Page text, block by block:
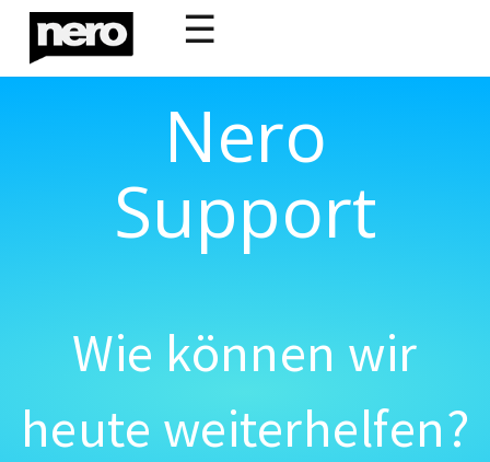
☰
Nero
Support
Wie können wir
heute weiterhelfen?